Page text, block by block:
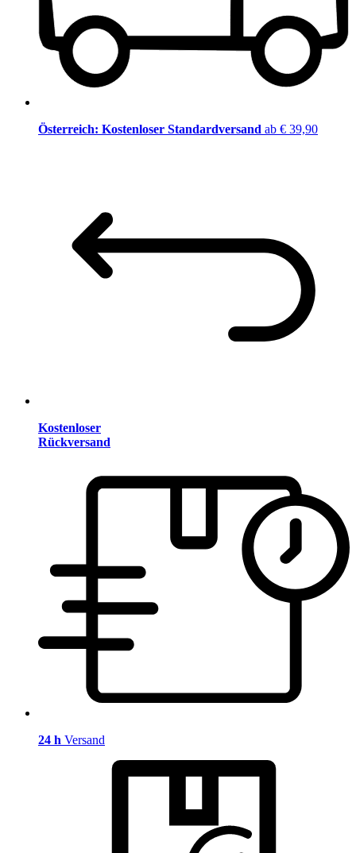
Österreich: Kostenloser Standardversand ab € 39,90
Kostenloser
Rückversand
24 h Versand